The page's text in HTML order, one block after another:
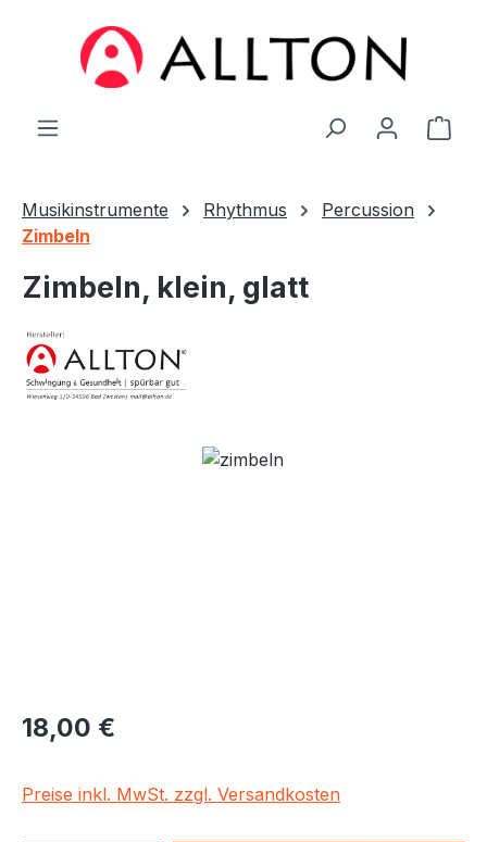
Zum Hauptinhalt springen
Musikinstrumente Rhythmus
Percussion
Zimbeln
Zimbeln, klein, glatt
Bildergalerie überspringen
Regulärer Preis:
18,00 €
Preise inkl. MwSt. zzgl. Versandkosten